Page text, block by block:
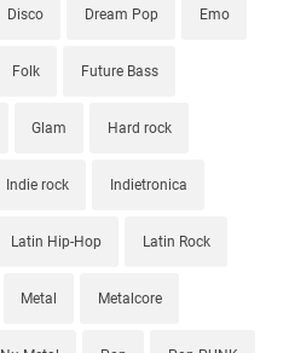
Disco Dream Pop Emo
Folk Future Bass
Glam Hard rock
Indie rock Indietronica
Latin Hip-Hop Latin Rock
Metal Metalcore